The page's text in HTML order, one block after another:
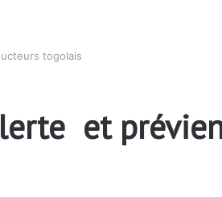
togolais
et